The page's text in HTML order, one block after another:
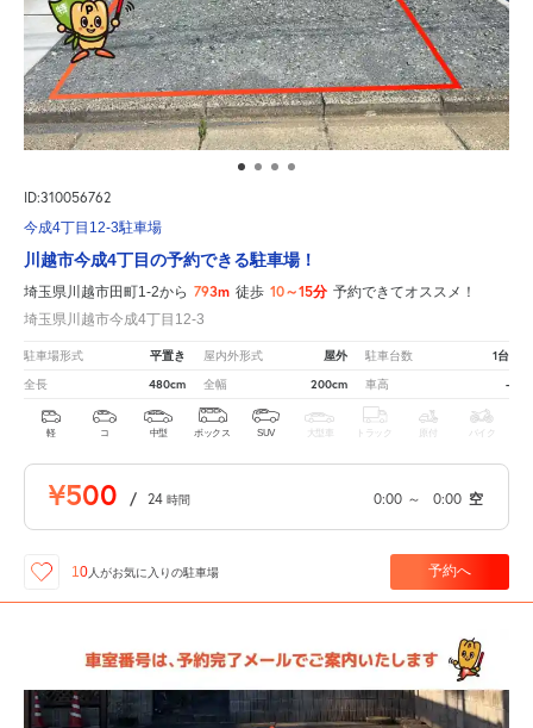
ID:310056762
今成4丁目12-3駐車場
川越市今成4丁目の予約できる駐車場！
埼玉県川越市田町1-2から 793m 徒歩 10～15分 予約できてオススメ！
埼玉県川越市今成4丁目12-3
駐車場形式 平置き 屋内外形式 屋外 駐車台数 1台
全長 480cm 全幅 200cm 車高 -
軽 コ 中型 ボックス SUV 大型車 トラック 原付 バイク
¥500 / 24 時間 0:00 ～ 0:00 空
10 人がお気に入りの駐車場 予約へ